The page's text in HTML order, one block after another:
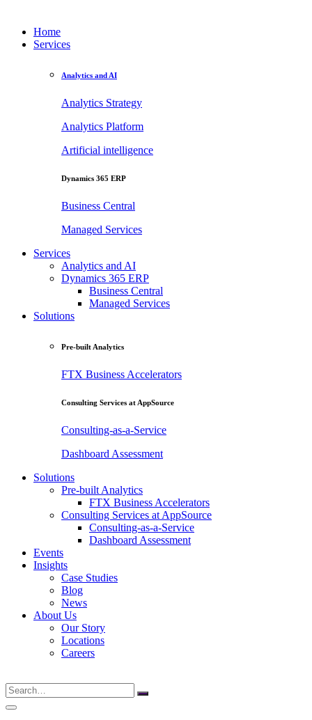
Home
Services
Analytics and AI
Analytics Strategy
Analytics Platform
Artificial intelligence
Dynamics 365 ERP
Business Central
Managed Services
Services
Analytics and AI
Dynamics 365 ERP
Business Central
Managed Services
Solutions
Pre-built Analytics
FTX Business Accelerators
Consulting Services at AppSource
Consulting-as-a-Service
Dashboard Assessment
Solutions
Pre-built Analytics
FTX Business Accelerators
Consulting Services at AppSource
Consulting-as-a-Service
Dashboard Assessment
Events
Insights
Case Studies
Blog
News
About Us
Our Story
Locations
Careers
Search
for: